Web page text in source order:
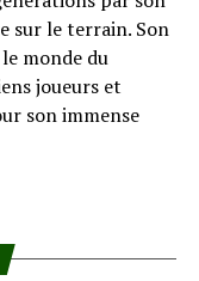
sur le terrain. Son
monde du
joueurs et
son immense